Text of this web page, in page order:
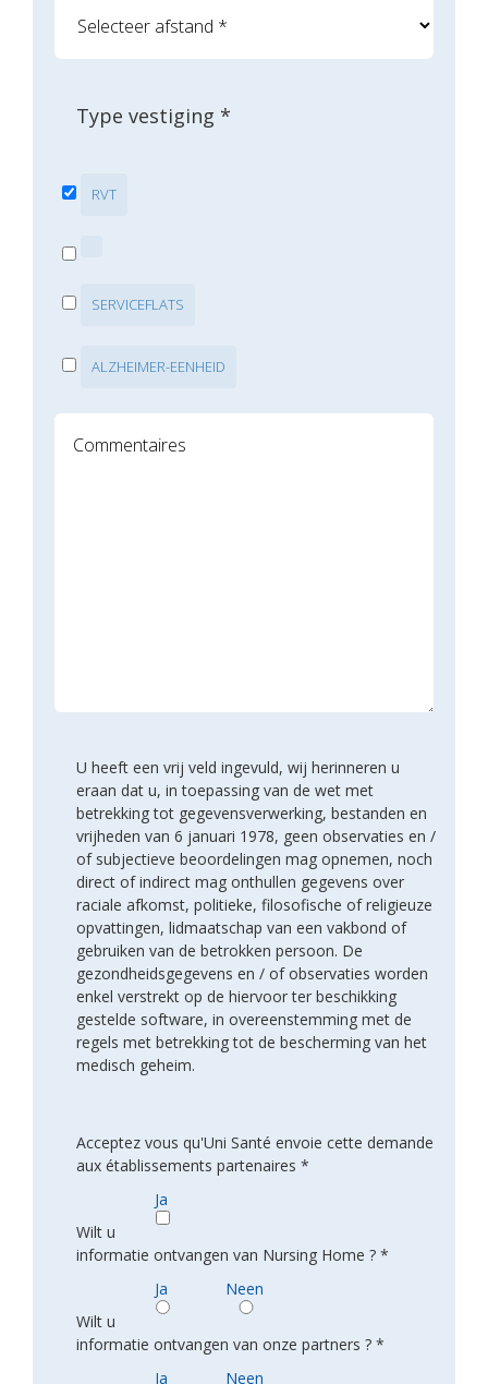
Type vestiging *
RVT
SERVICEFLATS
ALZHEIMER-EENHEID
U heeft een vrij veld ingevuld, wij herinneren u
eraan dat u, in toepassing van de wet met
betrekking tot gegevensverwerking, bestanden en
vrijheden van 6 januari 1978, geen observaties en /
of subjectieve beoordelingen mag opnemen, noch
direct of indirect mag onthullen gegevens over
raciale afkomst, politieke, filosofische of religieuze
opvattingen, lidmaatschap van een vakbond of
gebruiken van de betrokken persoon. De
gezondheidsgegevens en / of observaties worden
enkel verstrekt op de hiervoor ter beschikking
gestelde software, in overeenstemming met de
regels met betrekking tot de bescherming van het
medisch geheim.
Acceptez vous qu'Uni Santé envoie cette demande
aux établissements partenaires *
Ja
Wilt u
informatie ontvangen van Nursing Home ? *
Ja
Neen
Wilt u
informatie ontvangen van onze partners ? *
Ja
Neen